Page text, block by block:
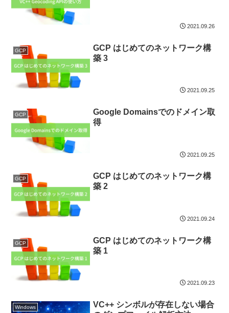
2021.09.26
GCP
GCP はじめてのネットワーク構
築 3
2021.09.25
GCP
Google Domainsでのドメイン取
得
2021.09.25
GCP
GCP はじめてのネットワーク構
築 2
2021.09.24
GCP
GCP はじめてのネットワーク構
築 1
2021.09.23
Windows
VC++ シンボルが存在しない場合